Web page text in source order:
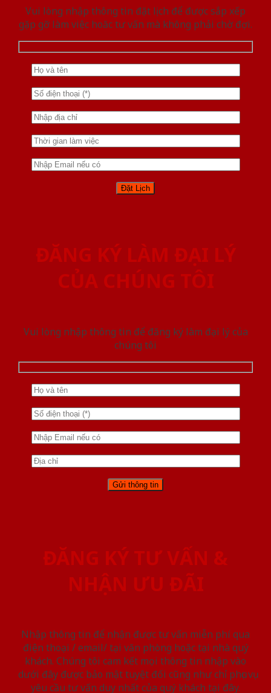
Vui lòng nhập thông tin đặt lịch để được sắp xếp
gặp gỡ làm việc hoăc tư vấn mà không phải chờ đợi.
ĐĂNG KÝ LÀM ĐẠI LÝ
CỦA CHÚNG TÔI
Vui lòng nhập thông tin để đăng ký làm đại lý của
chúng tôi
ĐĂNG KÝ TƯ VẤN &
NHẬN ƯU ĐÃI
Nhập thông tin để nhận được tư vấn miễn phí qua
điện thoại / email/ tại văn phòng hoặc tại nhà quý
khách. Chúng tôi cam kết mọi thông tin nhập vào
dưới đây được bảo mật tuyệt đối cũng như chỉ phục vụ
yêu cầu tư vấn duy nhất của quý khách tại đây.